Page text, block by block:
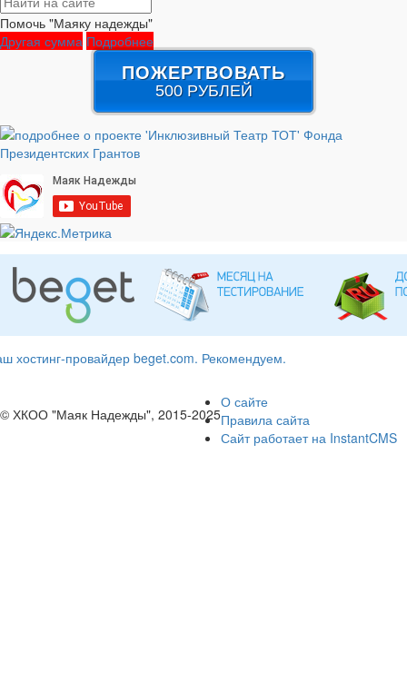
Помочь "Маяку надежды"
Другая сумма Подробнее
ПОЖЕРТВОВАТЬ
500 РУБЛЕЙ
хостинг-провайдер beget.com. Рекомендуем.
© ХКОО "Маяк Надежды", 2015-2025
О сайте
Правила сайта
Сайт работает на InstantCMS